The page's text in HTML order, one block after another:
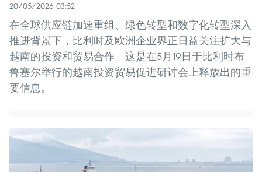
20/05/2026 03:52
在全球供应链加速重组、绿色转型和数字化转型深入
推进背景下，比利时及欧洲企业界正日益关注扩大与
越南的投资和贸易合作。这是在5月19日于比利时布
鲁塞尔举行的越南投资贸易促进研讨会上释放出的重
要信息。